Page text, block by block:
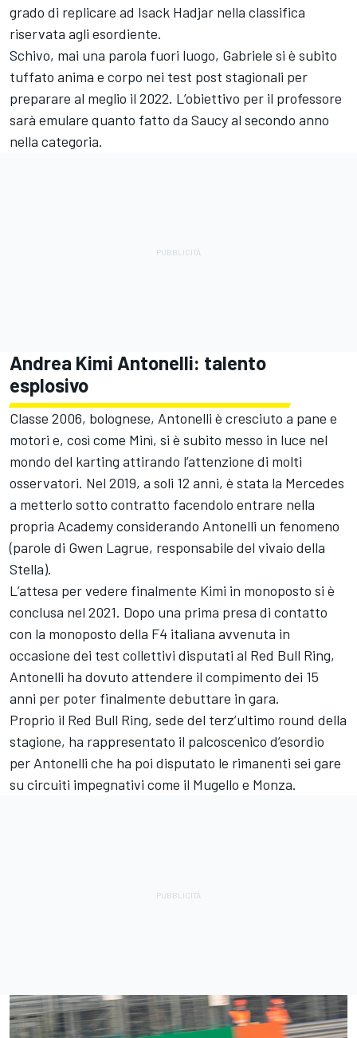
grado di replicare ad Isack Hadjar nella classifica
riservata agli esordiente.
Schivo, mai una parola fuori luogo, Gabriele si è subito
tuffato anima e corpo nei test post stagionali per
preparare al meglio il 2022. L’obiettivo per il professore
sarà emulare quanto fatto da Saucy al secondo anno
nella categoria.
Andrea Kimi Antonelli: talento
esplosivo
Classe 2006, bolognese, Antonelli è cresciuto a pane e
motori e, così come Minì, si è subito messo in luce nel
mondo del karting attirando l’attenzione di molti
osservatori. Nel 2019, a soli 12 anni, è stata la Mercedes
a metterlo sotto contratto facendolo entrare nella
propria Academy considerando Antonelli un fenomeno
(parole di Gwen Lagrue, responsabile del vivaio della
Stella).
L’attesa per vedere finalmente Kimi in monoposto si è
conclusa nel 2021. Dopo una prima presa di contatto
con la monoposto della F4 italiana avvenuta in
occasione dei test collettivi disputati al Red Bull Ring,
Antonelli ha dovuto attendere il compimento dei 15
anni per poter finalmente debuttare in gara.
Proprio il Red Bull Ring, sede del terz’ultimo round della
stagione, ha rappresentato il palcoscenico d’esordio
per Antonelli che ha poi disputato le rimanenti sei gare
su circuiti impegnativi come il Mugello e Monza.